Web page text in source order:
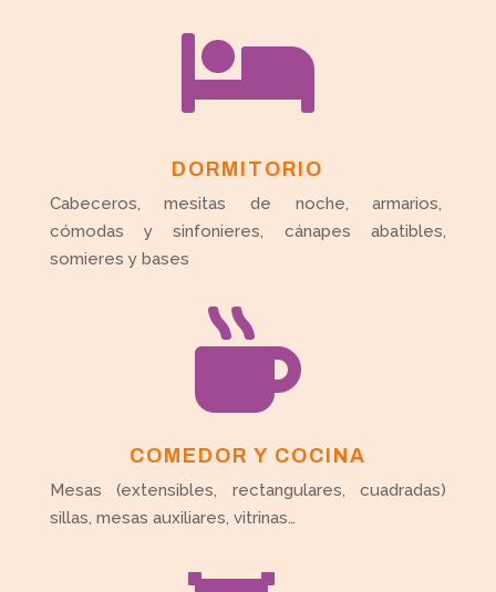

DORMITORIO
Cabeceros, mesitas de noche, armarios,
cómodas y sinfonieres, cánapes abatibles,
somieres y bases

COMEDOR Y COCINA
Mesas (extensibles, rectangulares, cuadradas)
sillas, mesas auxiliares, vitrinas…